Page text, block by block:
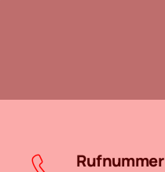
Rufnummer